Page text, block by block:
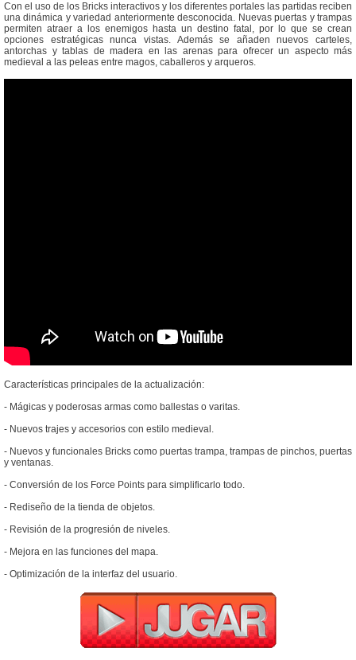
Con el uso de los Bricks interactivos y los diferentes portales las partidas reciben
una dinámica y variedad anteriormente desconocida. Nuevas puertas y trampas
permiten atraer a los enemigos hasta un destino fatal, por lo que se crean
opciones estratégicas nunca vistas. Además se añaden nuevos carteles,
antorchas y tablas de madera en las arenas para ofrecer un aspecto más
medieval a las peleas entre magos, caballeros y arqueros.
Características principales de la actualización:
- Mágicas y poderosas armas como ballestas o varitas.
- Nuevos trajes y accesorios con estilo medieval.
- Nuevos y funcionales Bricks como puertas trampa, trampas de pinchos, puertas
y ventanas.
- Conversión de los Force Points para simplificarlo todo.
- Rediseño de la tienda de objetos.
- Revisión de la progresión de niveles.
- Mejora en las funciones del mapa.
- Optimización de la interfaz del usuario.